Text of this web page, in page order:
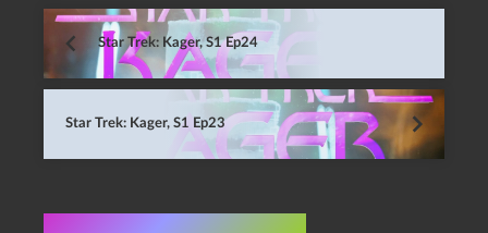
Star Trek: Kager, S1 Ep24
Star Trek: Kager, S1 Ep23